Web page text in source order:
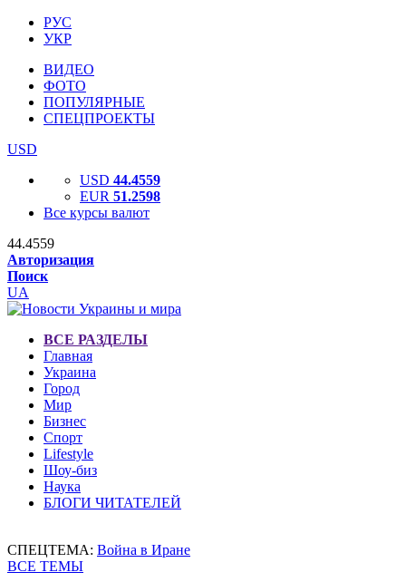
РУС
УКР
ВИДЕО
ФОТО
ПОПУЛЯРНЫЕ
СПЕЦПРОЕКТЫ
USD
USD 44.4559
EUR 51.2598
Все курсы валют
44.4559
Авторизация
Поиск
UA
ВСЕ РАЗДЕЛЫ
Главная
Украина
Город
Мир
Бизнес
Спорт
Lifestyle
Шоу-биз
Наука
БЛОГИ ЧИТАТЕЛЕЙ
СПЕЦТЕМА: Война в Иране
ВСЕ ТЕМЫ